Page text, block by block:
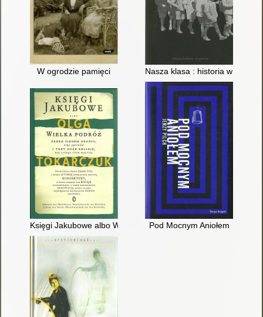
W ogrodzie pamięci Nasza klasa : historia w XIV
Księgi Jakubowe albo Wielka podróż przez siedem granic,
Pod Mocnym Aniołem